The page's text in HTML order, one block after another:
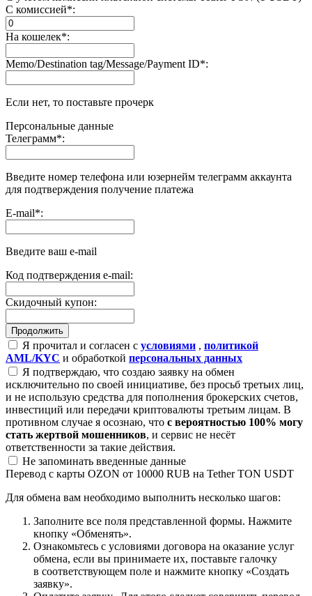
С комиссией*:
На кошелек*:
Memo/Destination tag/Message/Payment ID*:
Если нет, то поставьте прочерк
Персональные данные
Телеграмм*:
Введите номер телефона или юзернейм телеграмм аккаунта
для подтверждения получение платежа
E-mail*:
Введите ваш e-mail
Код подтверждения e-mail:
Скидочный купон:
Я прочитал и согласен с условиями , политикой
AML/KYC и обработкой персональных данных
Я подтверждаю, что создаю заявку на обмен
исключительно по своей инициативе, без просьб третьих лиц,
и не использую средства для пополнения брокерских счетов,
инвестиций или передачи криптовалюты третьим лицам. В
противном случае я осознаю, что с вероятностью 100% могу
стать жертвой мошенников, и сервис не несёт
ответственности за такие действия.
Не запоминать введенные данные
Перевод с карты OZON от 10000 RUB на Tether TON USDT
Для обмена вам необходимо выполнить несколько шагов:
Заполните все поля представленной формы. Нажмите
кнопку «Обменять».
Ознакомьтесь с условиями договора на оказание услуг
обмена, если вы принимаете их, поставьте галочку
в соответствующем поле и нажмите кнопку «Создать
заявку».